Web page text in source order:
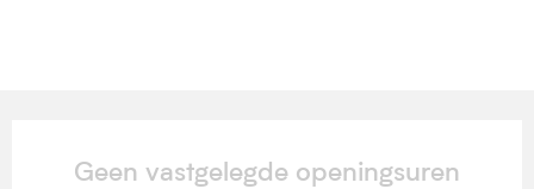
Geen vastgelegde openingsuren